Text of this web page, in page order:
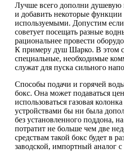
Лучше всего дополни душевую
и добавить некоторые
используемыми. Допустим
советует посещать разные
рациональнее провести
К примеру душ Шарко. В этом
специальные, необходимые
служат для пуска сильного
Способы подачи и горячей
бокс. Она может подаваться
использоваться газовая
устройствами бы ни была
без установленного поддона,
потратит не больше чем две
средствам такой бокс будет в
заводской, импортный аналог